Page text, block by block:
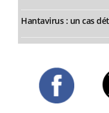
Hantavirus : un cas